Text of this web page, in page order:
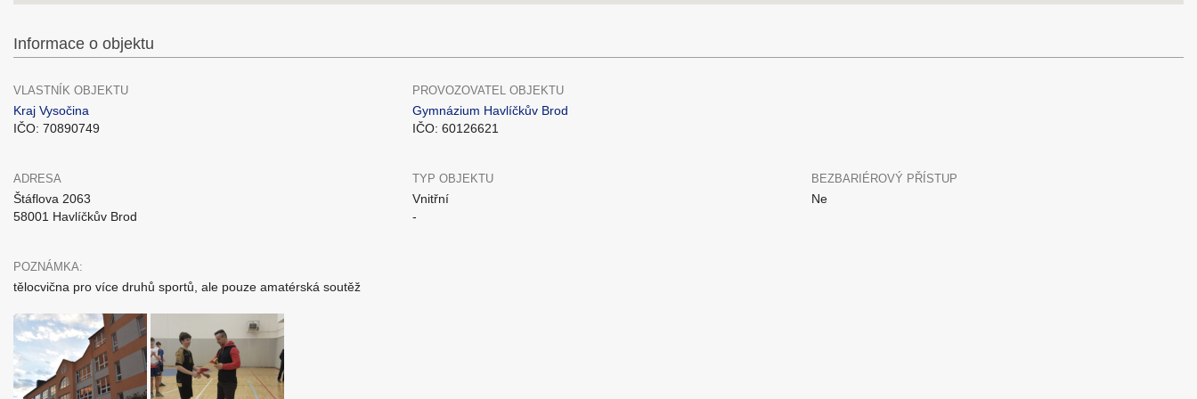
Informace o objektu
VLASTNÍK OBJEKTU
Kraj Vysočina
IČO: 70890749
PROVOZOVATEL OBJEKTU
Gymnázium Havlíčkův Brod
IČO: 60126621
ADRESA
Štáflova 2063
58001 Havlíčkův Brod
TYP OBJEKTU
Vnitřní
-
BEZBARIÉROVÝ PŘÍSTUP
Ne
POZNÁMKA:
tělocvična pro více druhů sportů, ale pouze amatérská soutěž